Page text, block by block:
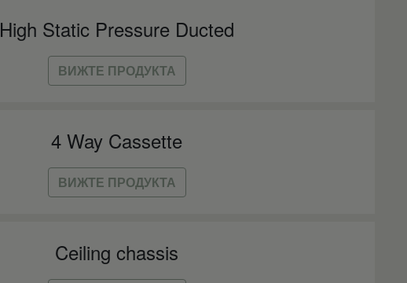
High Static Pressure Ducted
ВИЖТЕ ПРОДУКТА
4 Way Cassette
ВИЖТЕ ПРОДУКТА
Ceiling chassis